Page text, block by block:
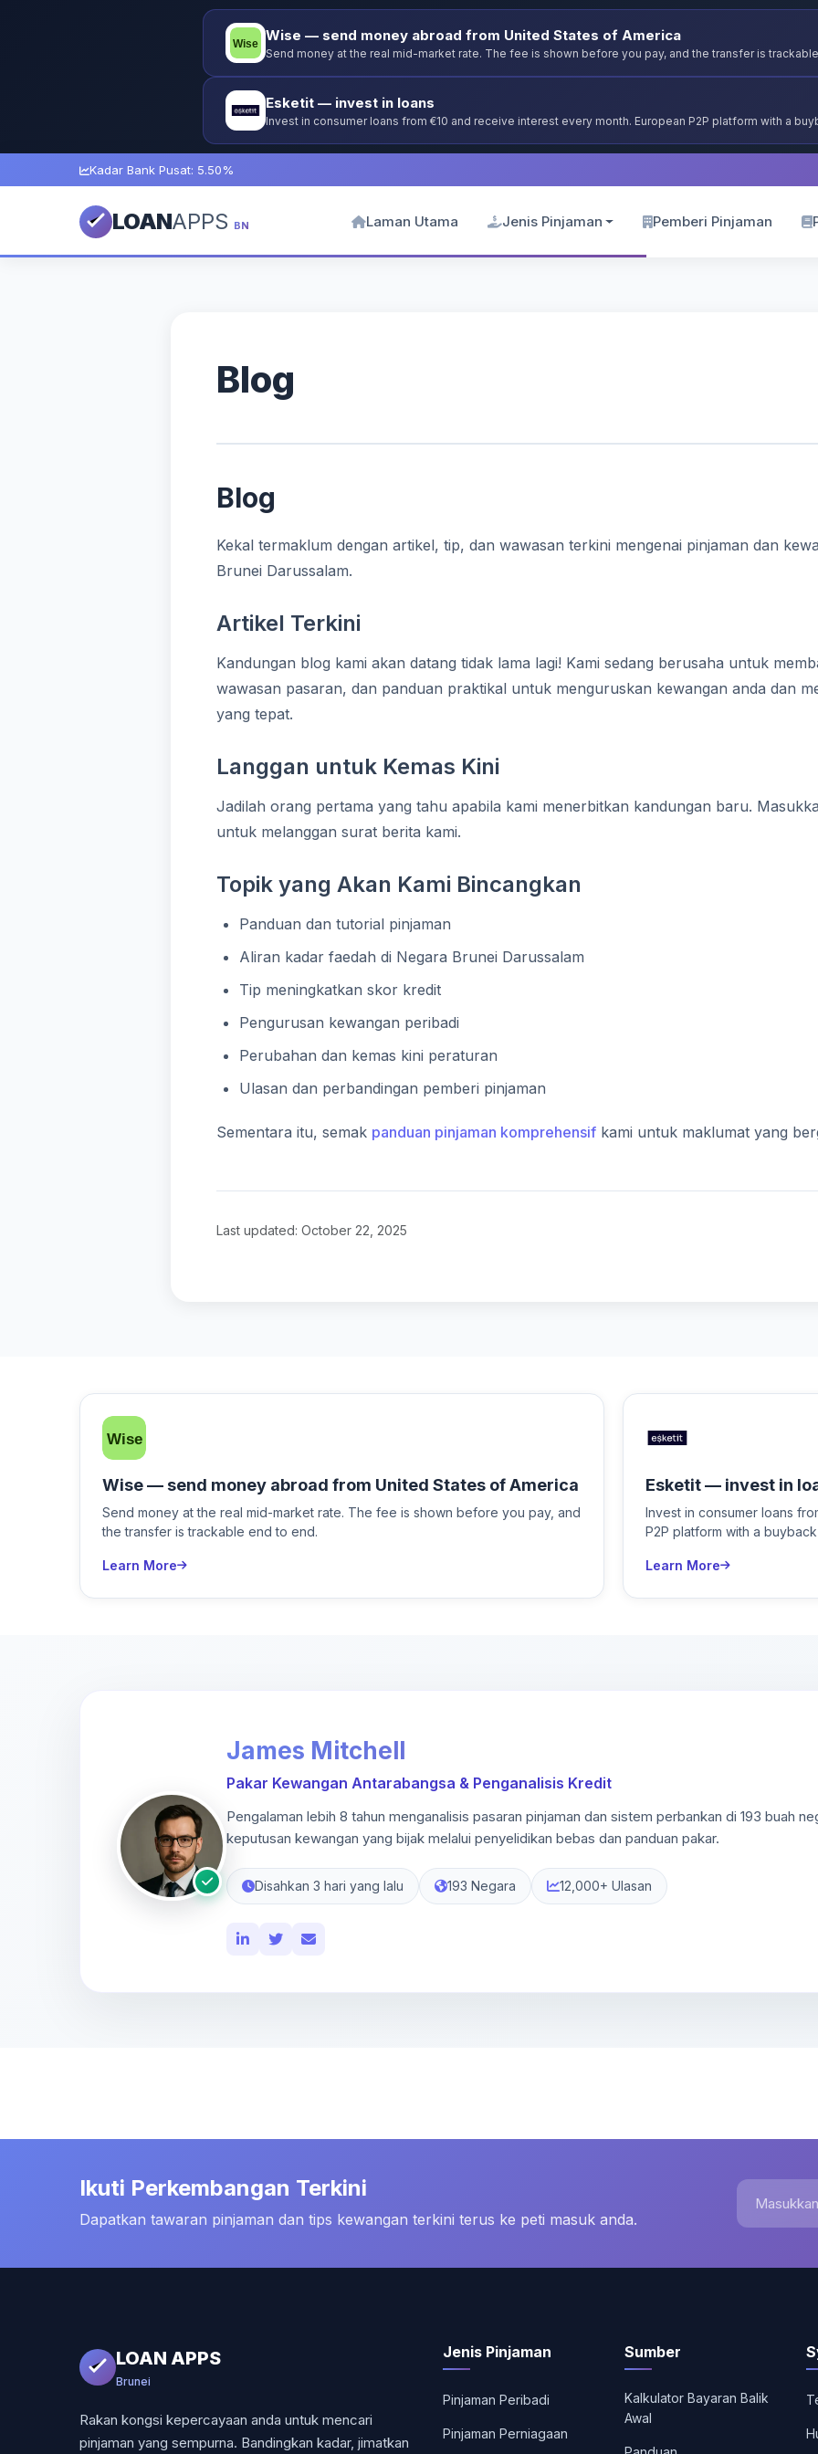
Wise — send money abroad from United States of America
Send money at the real mid-market rate. The fee is shown before you pay, and the transfer is
Esketit — invest in loans
Invest in consumer loans from €10 and receive interest every month. European P2P platform with a
Kadar Bank Pusat: 5.50%
LOANAPPS BN Laman Utama Jenis Pinjaman Pemberi Pinjaman
Blog
Blog
Kekal termaklum dengan artikel, tip, dan wawasan terkini mengenai pinjaman dan
Brunei Darussalam.
Artikel Terkini
Kandungan blog kami akan datang tidak lama lagi! Kami sedang berusaha untuk
wawasan pasaran, dan panduan praktikal untuk menguruskan kewangan anda dan
yang tepat.
Langgan untuk Kemas Kini
Jadilah orang pertama yang tahu apabila kami menerbitkan kandungan baru.
untuk melanggan surat berita kami.
Topik yang Akan Kami Bincangkan
Panduan dan tutorial pinjaman
Aliran kadar faedah di Negara Brunei Darussalam
Tip meningkatkan skor kredit
Pengurusan kewangan peribadi
Perubahan dan kemas kini peraturan
Ulasan dan perbandingan pemberi pinjaman
Sementara itu, semak panduan pinjaman komprehensifkami untuk maklumat yang
Last updated: October 22, 2025
Wise — send money abroad from United States of America
Send money at the real mid-market rate. The fee is shown before you pay, and
the transfer is trackable end to end.
Learn More
Esketit — invest in
Invest in consumer loans
P2P platform with a
Learn More
James Mitchell
Pakar Kewangan Antarabangsa & Penganalisis Kredit
Pengalaman lebih 8 tahun menganalisis pasaran pinjaman dan sistem perbankan di 193 buah
keputusan kewangan yang bijak melalui penyelidikan bebas dan panduan pakar.
Disahkan 3 hari yang lalu 193 Negara 12,000+ Ulasan
Ikuti Perkembangan Terkini
Dapatkan tawaran pinjaman dan tips kewangan terkini terus ke peti masuk anda.
Masukkan
LOAN APPS
Brunei
Rakan kongsi kepercayaan anda untuk mencari
pinjaman yang sempurna. Bandingkan kadar, jimatkan
Jenis Pinjaman
Pinjaman Peribadi
Pinjaman Perniagaan
Sumber
Kalkulator Bayaran Balik
Awal